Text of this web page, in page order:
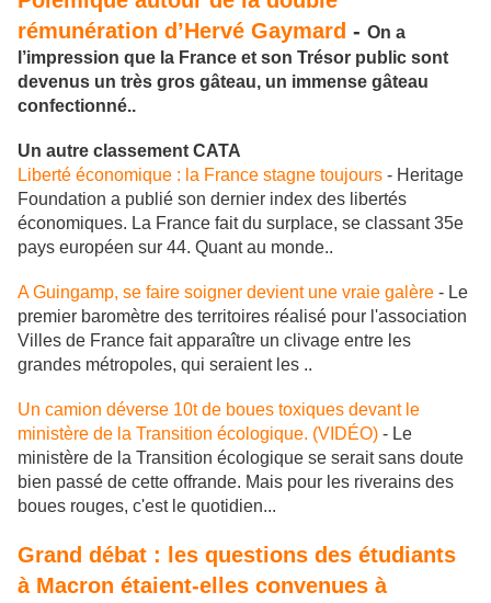
rémunération d’Hervé Gaymard - On a
l’impression que la France et son Trésor public sont
devenus un très gros gâteau, un immense gâteau
confectionné..
Un autre classement CATA
Liberté économique : la France stagne toujours - Heritage
Foundation a publié son dernier index des libertés
économiques. La France fait du surplace, se classant 35e
pays européen sur 44. Quant au monde..
A Guingamp, se faire soigner devient une vraie galère - Le
premier baromètre des territoires réalisé pour l'association
Villes de France fait apparaître un clivage entre les
grandes métropoles, qui seraient les ..
Un camion déverse 10t de boues toxiques devant le
ministère de la Transition écologique. (VIDÉO) - Le
ministère de la Transition écologique se serait sans doute
bien passé de cette offrande. Mais pour les riverains des
boues rouges, c'est le quotidien...
Grand débat : les questions des étudiants
à Macron étaient-elles convenues à